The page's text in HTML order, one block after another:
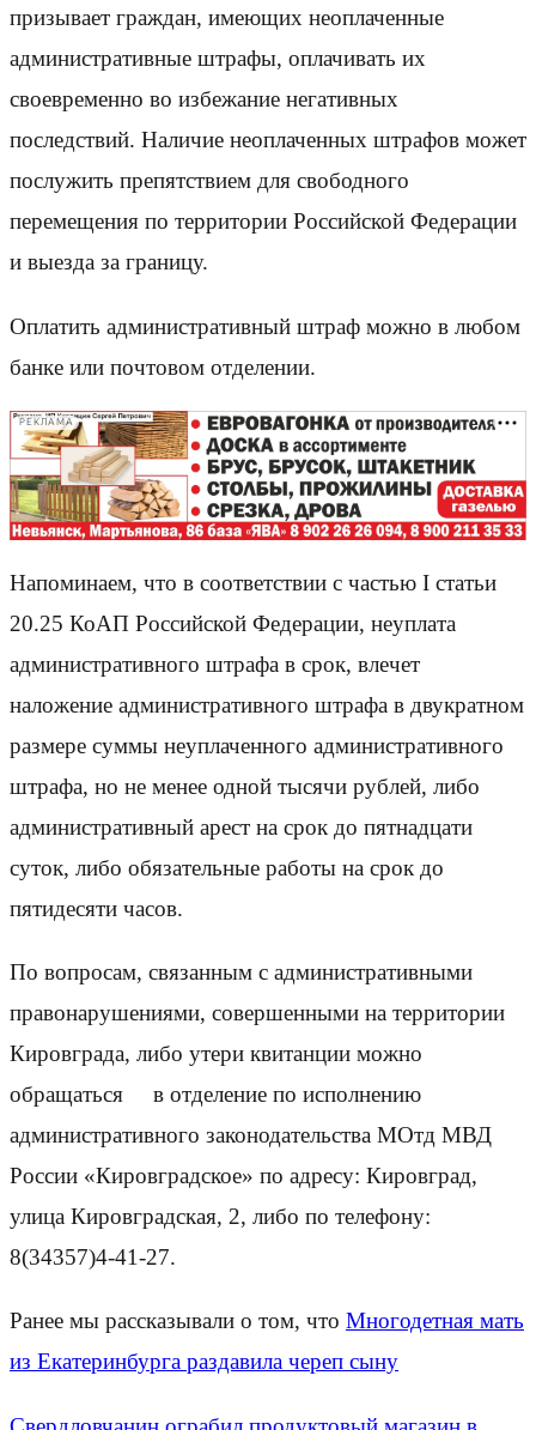
призывает граждан, имеющих неоплаченные
административные штрафы, оплачивать их
своевременно во избежание негативных
последствий. Наличие неоплаченных штрафов может
послужить препятствием для свободного
перемещения по территории Российской Федерации
и выезда за границу.
Оплатить административный штраф можно в любом
банке или почтовом отделении.
РЕКЛАМА
Напоминаем, что в соответствии с частью I статьи
20.25 КоАП Российской Федерации, неуплата
административного штрафа в срок, влечет
наложение административного штрафа в двукратном
размере суммы неуплаченного административного
штрафа, но не менее одной тысячи рублей, либо
административный арест на срок до пятнадцати
суток, либо обязательные работы на срок до
пятидесяти часов.
По вопросам, связанным с административными
правонарушениями, совершенными на территории
Кировграда, либо утери квитанции можно
обращаться в отделение по исполнению
административного законодательства МОтд МВД
России «Кировградское» по адресу: Кировград,
улица Кировградская, 2, либо по телефону:
8(34357)4-41-27.
Ранее мы рассказывали о том, что Многодетная мать
из Екатеринбурга раздавила череп сыну